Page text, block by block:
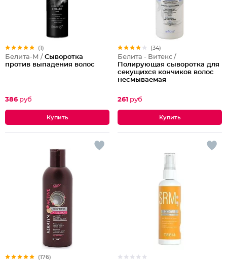
(1)
Белита-М / Сыворотка
против выпадения волос
386 руб
(34)
Белита - Витекс /
Полирующая сыворотка для
секущихся кончиков волос
несмываемая
261 руб
(176)